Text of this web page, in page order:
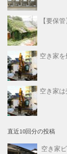
【要保
空き家
空き家
直近10回分の投稿
空き家